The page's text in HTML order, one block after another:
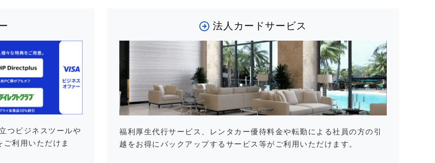
つビジネスツールや
利用いただけま
法人カードサービス
福利厚生代行サービス、レンタカー優待料金や転勤による社員の方の引
越をお得にバックアップするサービス等がご利用いただけます。